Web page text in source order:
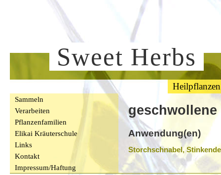
Sweet Herbs
Heilpflanzen
Sammeln
Verarbeiten
Pflanzenfamilien
Elikai Kräuterschule
Links
Kontakt
Impressum/Haftung
geschwollene
Anwendung(en)
Storchschnabel,